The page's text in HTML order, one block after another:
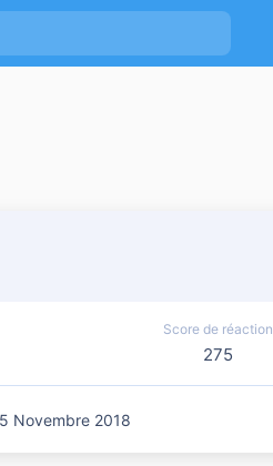
Score de réaction
275
Novembre 2018